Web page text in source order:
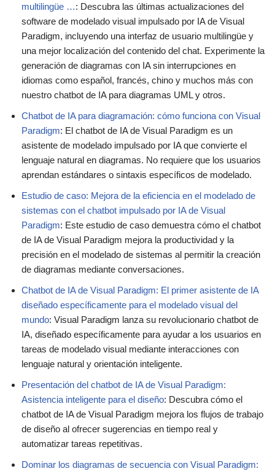
multilingüe …: Descubra las últimas actualizaciones del
software de modelado visual impulsado por IA de Visual
Paradigm, incluyendo una interfaz de usuario multilingüe y
una mejor localización del contenido del chat. Experimente la
generación de diagramas con IA sin interrupciones en
idiomas como español, francés, chino y muchos más con
nuestro chatbot de IA para diagramas UML y otros.
Chatbot de IA para diagramación: cómo funciona con Visual
Paradigm: El chatbot de IA de Visual Paradigm es un
asistente de modelado impulsado por IA que convierte el
lenguaje natural en diagramas. No requiere que los usuarios
aprendan estándares o sintaxis específicos de modelado.
Estudio de caso: Mejora de la eficiencia en el modelado de
sistemas con el chatbot impulsado por IA de Visual
Paradigm: Este estudio de caso demuestra cómo el chatbot
de IA de Visual Paradigm mejora la productividad y la
precisión en el modelado de sistemas al permitir la creación
de diagramas mediante conversaciones.
Chatbot de IA de Visual Paradigm: El primer asistente de IA
diseñado específicamente para el modelado visual del
mundo: Visual Paradigm lanza su revolucionario chatbot de
IA, diseñado específicamente para ayudar a los usuarios en
tareas de modelado visual mediante interacciones con
lenguaje natural y orientación inteligente.
Presentación del chatbot de IA de Visual Paradigm:
Asistencia inteligente para el diseño: Descubra cómo el
chatbot de IA de Visual Paradigm mejora los flujos de trabajo
de diseño al ofrecer sugerencias en tiempo real y
automatizar tareas repetitivas.
Dominar los diagramas de secuencia con Visual Paradigm: